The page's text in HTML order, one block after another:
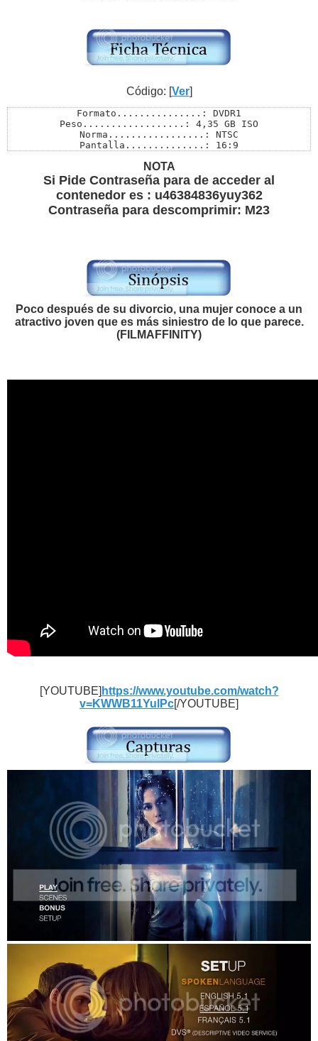
Código: [Ver]
Formato...............: DVDR1
Peso..................: 4,35 GB ISO
Norma.................: NTSC
Pantalla..............: 16:9
Subtítulos............: Ingles / Frances /Español
Menú..................: SI
Extras................: Si
Pass..................: M23
NOTA
Si Pide Contraseña para de acceder al
contenedor es : u46384836yuy362
Contraseña para descomprimir: M23
Poco después de su divorcio, una mujer conoce a un
atractivo joven que es más siniestro de lo que parece.
(FILMAFFINITY)
[YOUTUBE] https://www.youtube.com/watch?
v=KWWB11YulPc[/YOUTUBE]